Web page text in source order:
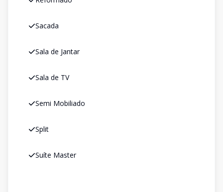
Sacada
Sala de Jantar
Sala de TV
Semi Mobiliado
Split
Suíte Master